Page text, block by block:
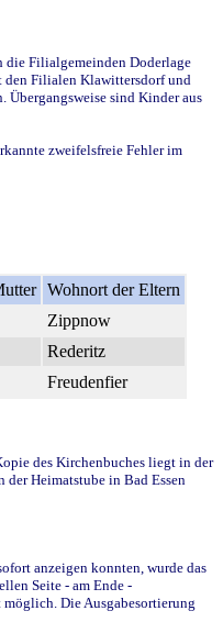
die Filialgemeinden Doderlage
den Filialen Klawittersdorf und
sind Kinder aus
zweifelsfreie Fehler im
Wohnort der Eltern
Zippnow
Rederitz
Freudenfier
des Kirchenbuches liegt in der
Heimatstube in Bad Essen
anzeigen konnten, wurde das
Seite - am Ende -
Die Ausgabesortierung